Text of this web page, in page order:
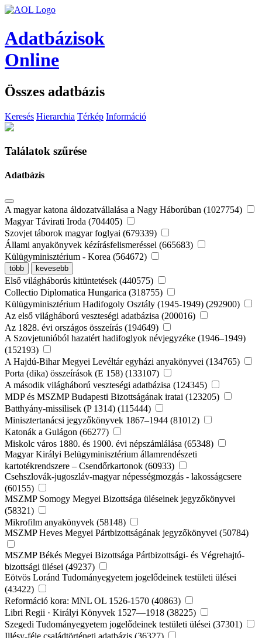
Adatbázisok
Online
Összes adatbázis
Keresés Hierarchia Térkép Információ
Találatok szűrése
Adatbázis
A magyar katona áldozatvállalása a Nagy Háborúban (1027754)
Magyar Távirati Iroda (704405)
Szovjet táborok magyar foglyai (679339)
Állami anyakönyvek kézírásfelismeréssel (665683)
Külügyminisztérium - Korea (564672)
több kevesebb
Első világháborús kitüntetések (440575)
Collectio Diplomatica Hungarica (318755)
Külügyminisztérium Hadifogoly Osztály (1945-1949) (292900)
Az első világháború veszteségi adatbázisa (200016)
Az 1828. évi országos összeírás (194649)
A Szovjetunióból hazatért hadifoglyok névjegyzéke (1946–1949)
(152193)
A Hajdú-Bihar Megyei Levéltár egyházi anyakönyvei (134765)
Porta (dika) összeírások (E 158) (133107)
A második világháború veszteségi adatbázisa (124345)
MDP és MSZMP Budapesti Bizottságának iratai (123205)
Batthyány-missilisek (P 1314) (115444)
Minisztertanácsi jegyzőkönyvek 1867–1944 (81012)
Katonák a Gulágon (66277)
Miskolc város 1880. és 1900. évi népszámlálása (65348)
Magyar Királyi Belügyminisztérium államrendészeti
kartotékrendszere – Csendőrkartonok (60933)
Csehszlovák-jugoszláv-magyar népességmozgás - lakosságcsere
(60155)
MSZMP Somogy Megyei Bizottsága üléseinek jegyzőkönyvei
(58321)
Mikrofilm anyakönyvek (58148)
MSZMP Heves Megyei Pártbizottságának jegyzőkönyvei (50784)
MSZMP Békés Megyei Bizottsága Pártbizottsági- és Végrehajtó-
bizottsági ülései (49237)
Eötvös Loránd Tudományegyetem jogelődeinek testületi ülései
(43422)
Reformáció kora: MNL OL 1526-1570 (40863)
Libri Regii · Királyi Könyvek 1527—1918 (38225)
Szegedi Tudományegyetem jogelődeinek testületi ülései (37301)
Illésy-féle családtörténeti adatbázis (36327)